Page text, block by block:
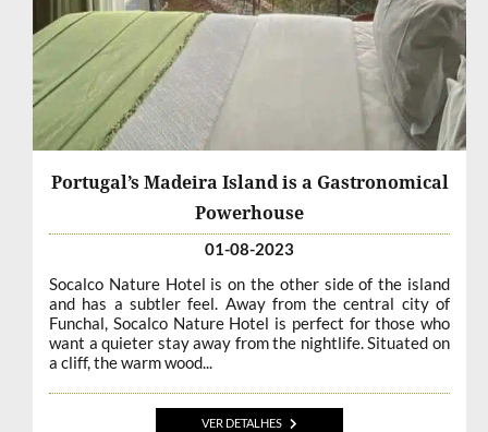
Portugal’s Madeira Island is a Gastronomical
Powerhouse
01-08-2023
Socalco Nature Hotel is on the other side of the island
and has a subtler feel. Away from the central city of
Funchal, Socalco Nature Hotel is perfect for those who
want a quieter stay away from the nightlife. Situated on
a cliff, the warm wood...
VER DETALHES